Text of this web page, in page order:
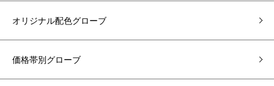
オリジナル配色グローブ
価格帯別グローブ